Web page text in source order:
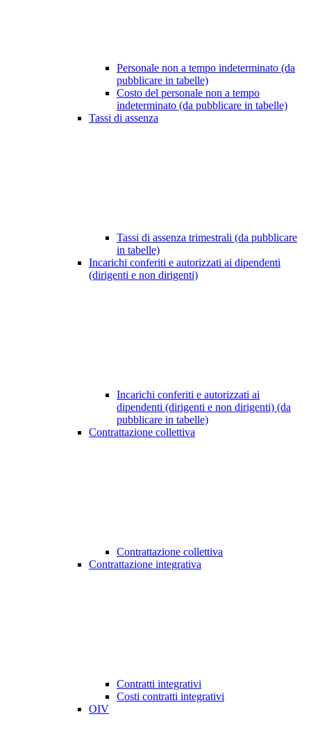
Personale non a tempo indeterminato (da
pubblicare in tabelle)
Costo del personale non a tempo
indeterminato (da pubblicare in tabelle)
Tassi di assenza
Tassi di assenza trimestrali (da pubblicare
in tabelle)
Incarichi conferiti e autorizzati ai dipendenti
(dirigenti e non dirigenti)
Incarichi conferiti e autorizzati ai
dipendenti (dirigenti e non dirigenti) (da
pubblicare in tabelle)
Contrattazione collettiva
Contrattazione collettiva
Contrattazione integrativa
Contratti integrativi
Costi contratti integrativi
OIV